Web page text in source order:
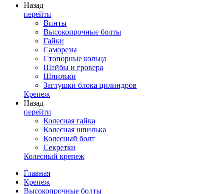
Назад
перейти
Винты
Высокопрочные болты
Гайки
Саморезы
Стопорные кольца
Шайбы и гровера
Шпильки
Заглушки блока цилиндров
Крепеж
Назад
перейти
Колесная гайка
Колесная шпилька
Колесный болт
Секретки
Колесный крепеж
Главная
Крепеж
Высокопрочные болты